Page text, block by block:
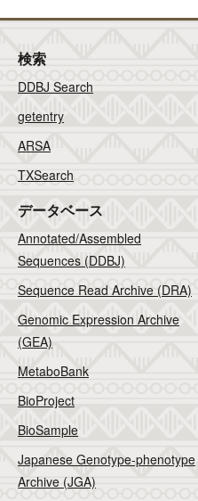
検索
DDBJ Search
getentry
ARSA
TXSearch
データベース
Annotated/Assembled
Sequences (DDBJ)
Sequence Read Archive (DRA)
Genomic Expression Archive
(GEA)
MetaboBank
BioProject
BioSample
Japanese Genotype-phenotype
Archive (JGA)